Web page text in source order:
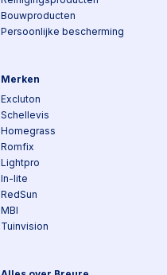
Bouwproducten
Persoonlijke bescherming
Merken
Excluton
Schellevis
Homegrass
Romfix
Lightpro
In-lite
RedSun
MBI
Tuinvision